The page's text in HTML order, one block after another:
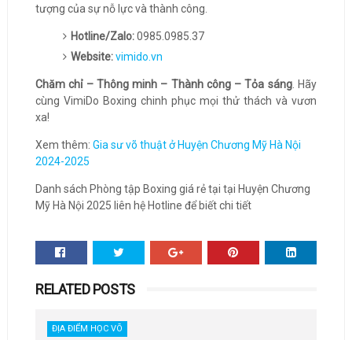
tượng của sự nỗ lực và thành công.
Hotline/Zalo:0985.0985.37
Website:vimido.vn
Chăm chỉ – Thông minh – Thành công – Tỏa sáng. Hãy
cùng VimiDo Boxing chinh phục mọi thử thách và vươn
xa!
Xem thêm: Gia sư võ thuật ở Huyện Chương Mỹ Hà Nội
2024-2025
Danh sách Phòng tập Boxing giá rẻ tại tại Huyện Chương
Mỹ Hà Nội 2025 liên hệ Hotline để biết chi tiết
RELATED POSTS
ĐỊA ĐIỂM HỌC VÕ